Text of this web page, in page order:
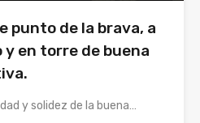
punto de la brava, a
y en torre de buena
y solidez de la buena…